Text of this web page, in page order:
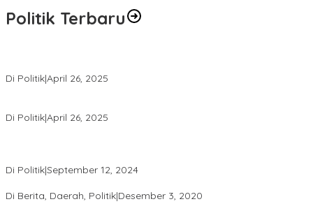
Politik Terbaru
Di Politik|April 26, 2025
Di Politik|April 26, 2025
Di Politik|September 12, 2024
Di Berita, Daerah, Politik|Desember 3, 2020